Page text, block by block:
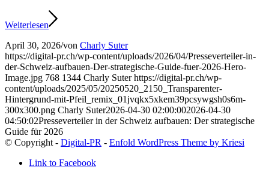
Weiterlesen
April 30, 2026/von Charly Suter
https://digital-pr.ch/wp-content/uploads/2026/04/Presseverteiler-in-
der-Schweiz-aufbauen-Der-strategische-Guide-fuer-2026-Hero-
Image.jpg 768 1344 Charly Suter https://digital-pr.ch/wp-
content/uploads/2025/05/20250520_2150_Transparenter-
Hintergrund-mit-Pfeil_remix_01jvqkx5xkem39pcsywgsh0s6m-
300x300.png Charly Suter2026-04-30 02:00:002026-04-30
04:50:02Presseverteiler in der Schweiz aufbauen: Der strategische
Guide für 2026
© Copyright - Digital-PR - Enfold WordPress Theme by Kriesi
Link to Facebook